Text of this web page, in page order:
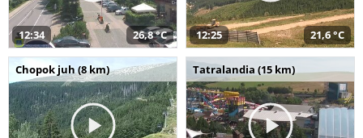
12:34 26,8 °C 12:25 21,6 °C
Chopok juh (8 km) Tatralandia (15 km)